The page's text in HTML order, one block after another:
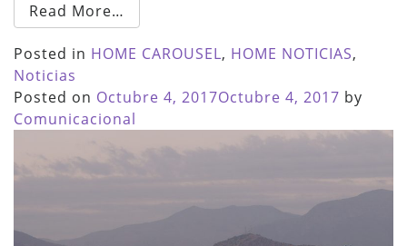
Read More…
Posted in HOME CAROUSEL, HOME NOTICIAS,
Noticias
Posted on Octubre 4, 2017Octubre 4, 2017 by
Comunicacional